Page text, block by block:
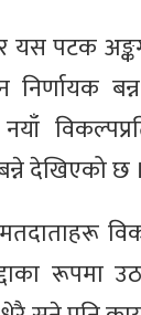
यस पटक
निर्णायक
देखिएको छ ।
रूपमा